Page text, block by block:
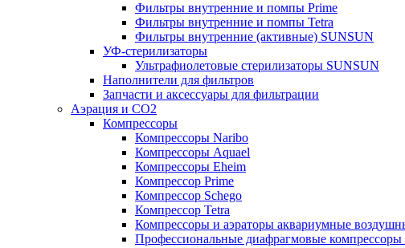
Фильтры внутренние и помпы Prime
Фильтры внутренние и помпы Tetra
Фильтры внутренние (активные) SUNSUN
УФ-стерилизаторы
Ультрафиолетовые стерилизаторы SUNSUN
Наполнители для фильтров
Запчасти и аксессуары для фильтрации
Аэрация и CO2
Компрессоры
Компрессоры Naribo
Компрессоры Aquael
Компрессоры Eheim
Компрессор Prime
Компрессор Schego
Компрессор Tetra
Компрессоры и аэраторы аквариумные
Профессиональные диафрагмовые